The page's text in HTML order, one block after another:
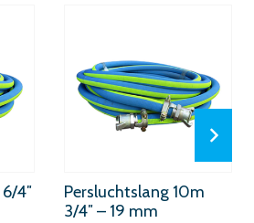
4″
Persluchtslang 10m
3/4″ – 19 mm